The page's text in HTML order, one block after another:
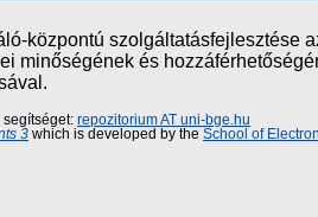
központú szolgáltatásfejlesztése
minőségének és
segítséget: repozitorium AT uni-bge.hu
3 which is developed by the School of